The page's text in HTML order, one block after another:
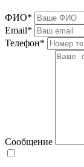
ФИО*
Email*
Телефон*
Сообщение